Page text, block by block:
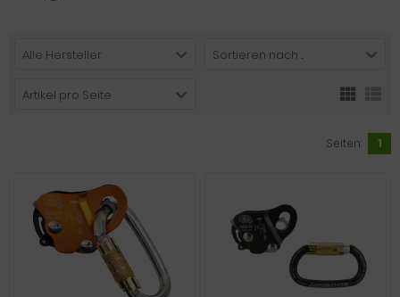
Alle Hersteller Sortieren nach ...
Artikel pro Seite
Seiten: 1